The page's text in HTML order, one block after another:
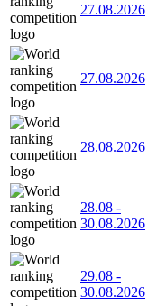
27.08.2026
27.08.2026
28.08.2026
28.08 -
30.08.2026
29.08 -
30.08.2026